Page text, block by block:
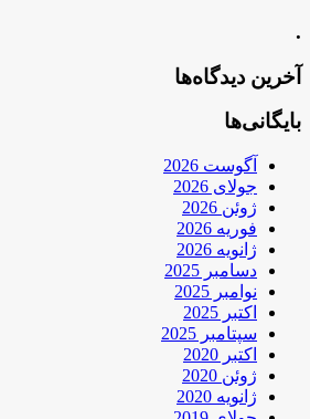
.
آخرین دیدگاه‌ها
بایگانی‌ها
آگوست 2026
جولای 2026
ژوئن 2026
فوریه 2026
ژانویه 2026
دسامبر 2025
نوامبر 2025
اکتبر 2025
سپتامبر 2025
اکتبر 2020
ژوئن 2020
ژانویه 2020